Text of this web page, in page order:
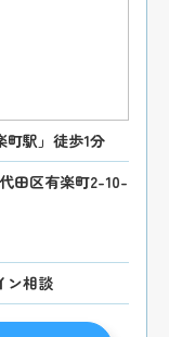
町駅」徒歩1分
田区有楽町2-10-
ン相談